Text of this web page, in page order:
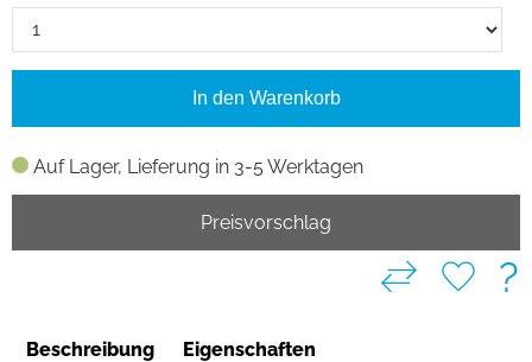
Auf Lager, Lieferung in 3-5 Werktagen
In den Warenkorb
Preisvorschlag
?
Beschreibung
Eigenschaften